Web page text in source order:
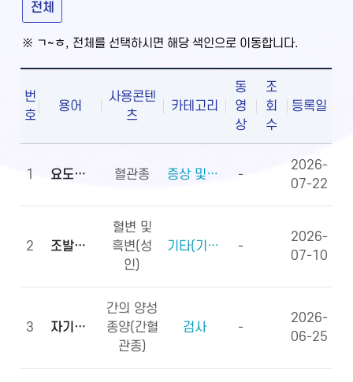
전체
※ ㄱ~ㅎ, 전체를 선택하시면 해당 색인으로 이동합니다.
번
호
용어
사용콘텐
츠
카테고리
동
영
상
조
회
수
등록일
1 요도하열 혈관종 증상 및 징후(증상) -
2026-
07-22
2 조발생률
혈변 및
흑변(성
인)
기타(기타용어) -
2026-
07-10
3 자기공명영상
간의 양성
종양(간혈
관종)
검사 -
2026-
06-25